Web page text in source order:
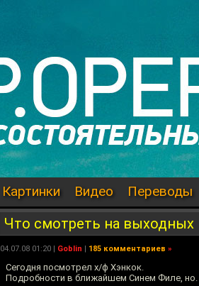
Картинки Видео Переводы
Что смотреть на выходных
04.07.08 01:20 | Goblin | 185 комментариев »
Сегодня посмотрел х/ф Хэнкок.
Подробности в ближайшем Синем Филе, но.